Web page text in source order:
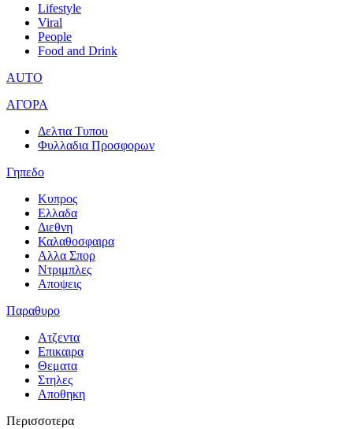
Lifestyle
Viral
People
Food and Drink
AUTO
ΑΓΟΡΑ
Δελτια Τυπου
Φυλλαδια Προσφορων
Γηπεδο
Κυπρος
Ελλαδα
Διεθνη
Καλαθοσφαιρα
Αλλα Σπορ
Ντριμπλες
Αποψεις
Παραθυρο
Ατζεντα
Επικαιρα
Θεματα
Στηλες
Αποθηκη
Περισσοτερα